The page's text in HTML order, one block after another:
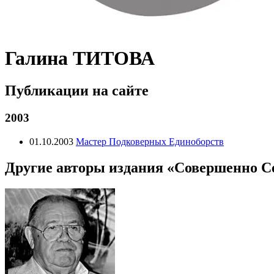
Галина ТИТОВА
Публикации на сайте
2003
01.10.2003 Мастер Подковерных Единоборств
Другие авторы издания «Совершенно